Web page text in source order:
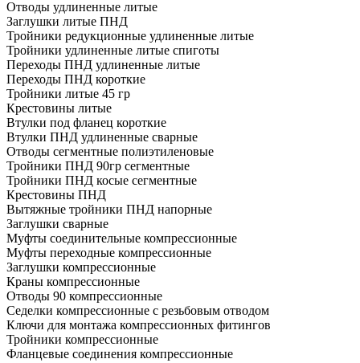
Отводы удлиненные литые
Заглушки литые ПНД
Тройники редукционные удлиненные литые
Тройники удлиненные литые спиготы
Переходы ПНД удлиненные литые
Переходы ПНД короткие
Тройники литые 45 гр
Крестовины литые
Втулки под фланец короткие
Втулки ПНД удлиненные сварные
Отводы сегментные полиэтиленовые
Тройники ПНД 90гр сегментные
Тройники ПНД косые сегментные
Крестовины ПНД
Вытяжные тройники ПНД напорные
Заглушки сварные
Муфты соединительные компрессионные
Муфты переходные компрессионные
Заглушки компрессионные
Краны компрессионные
Отводы 90 компрессионные
Седелки компрессионные с резьбовым отводом
Ключи для монтажа компрессионных фитингов
Тройники компрессионные
Фланцевые соединения компрессионные